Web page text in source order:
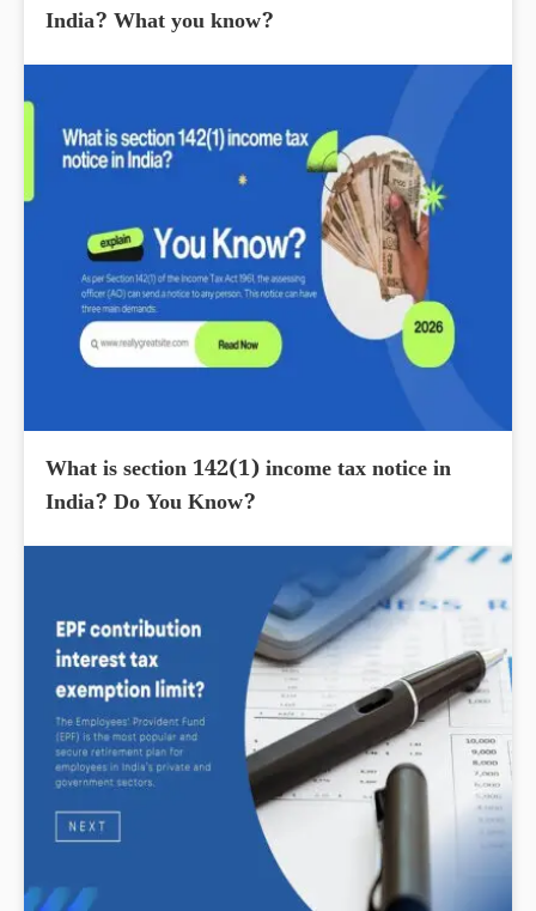
India? What you know?
What is section 142(1) income tax notice in
India? Do You Know?